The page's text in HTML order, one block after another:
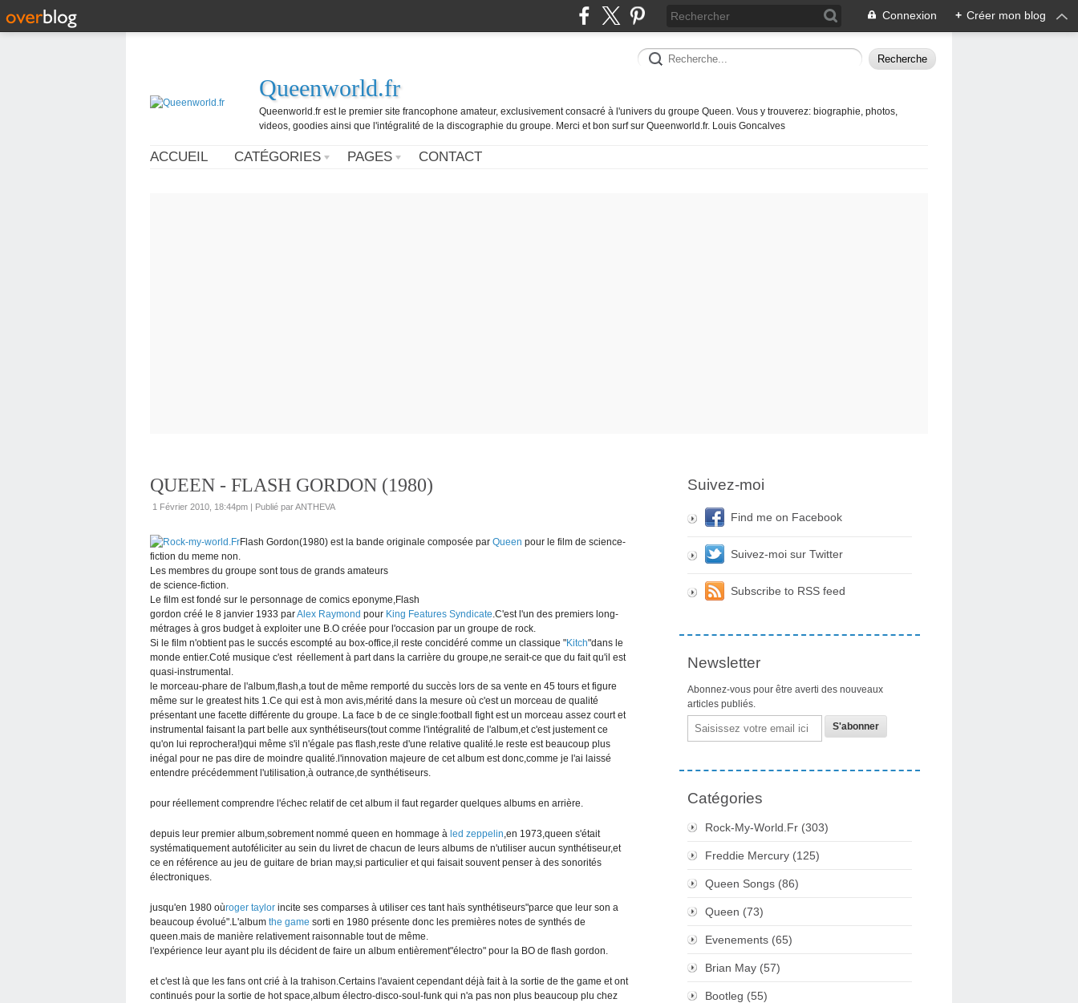
Connexion + Créer mon blog
Queenworld.fr
Queenworld.fr est le premier site francophone amateur, exclusivement consacré à l'univers du groupe Queen. Vous y trouverez: biographie, photos,
videos, goodies ainsi que l'intégralité de la discographie du groupe. Merci et bon surf sur Queenworld.fr. Louis Goncalves
ACCUEIL CATÉGORIES PAGES CONTACT
QUEEN - FLASH GORDON (1980)
1 Février 2010, 18:44pm | Publié par ANTHEVA
Flash Gordon(1980) est la bande originale composée par Queen pour le film de science-
fiction du meme non.
Les membres du groupe sont tous de grands amateurs
de science-fiction.
Le film est fondé sur le personnage de comics eponyme,Flash
gordon créé le 8 janvier 1933 parAlex Raymond pour King Features Syndicate.C'est l'un des premiers long-
métrages à gros budget à exploiter une B.O créée pour l'occasion par un groupe de rock.
Si le film n'obtient pas le succés escompté au box-office,il reste concidéré comme un classique "Kitch"dans le
monde entier.Coté musique c'est réellement à part dans la carrière du groupe,ne serait-ce que du fait qu'il est
quasi-instrumental.
le morceau-phare de l'album,flash,a tout de même remporté du succès lors de sa vente en 45 tours et figure
même sur le greatest hits 1.Ce qui est à mon avis,mérité dans la mesure où c'est un morceau de qualité
présentant une facette différente du groupe. La face b de ce single:football fight est un morceau assez court et
instrumental faisant la part belle aux synthétiseurs(tout comme l'intégralité de l'album,et c'est justement ce
qu'on lui reprochera!)qui même s'il n'égale pas flash,reste d'une relative qualité.le reste est beaucoup plus
inégal pour ne pas dire de moindre qualité.l'innovation majeure de cet album est donc,comme je l'ai laissé
entendre précédemment l'utilisation,à outrance,de synthétiseurs.
pour réellement comprendre l'échec relatif de cet album il faut regarder quelques albums en arrière.
depuis leur premier album,sobrement nommé queen en hommage à led zeppelin,en 1973,queen s'était
systématiquement autoféliciter au sein du livret de chacun de leurs albums de n'utiliser aucun synthétiseur,et
ce en référence au jeu de guitare de brian may,si particulier et qui faisait souvent penser à des sonorités
électroniques.
jusqu'en 1980 oùroger taylor incite ses comparses à utiliser ces tant haïs synthétiseurs"parce que leur son a
beaucoup évolué".L'album the game sorti en 1980 présente donc les premières notes de synthés de
queen.mais de manière relativement raisonnable tout de même.
l'expérience leur ayant plu ils décident de faire un album entièrement"électro" pour la BO de flash gordon.
et c'est là que les fans ont crié à la trahison.Certains l'avaient cependant déjà fait à la sortie de the game et ont
continués pour la sortie de hot space,album électro-disco-soul-funk qui n'a pas non plus beaucoup plu chez
Suivez-moi
Find me on Facebook
Suivez-moi sur Twitter
Subscribe to RSS feed
Newsletter
Abonnez-vous pour être averti des nouveaux
articles publiés.
Email
Catégories
Rock-My-World.fr (303)
Freddie Mercury (125)
Queen Songs (86)
Queen (73)
Evenements (65)
Brian May (57)
Bootleg (55)